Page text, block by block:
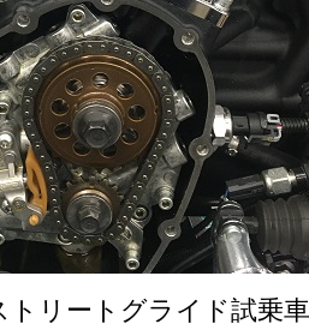
トリートグライド試乗